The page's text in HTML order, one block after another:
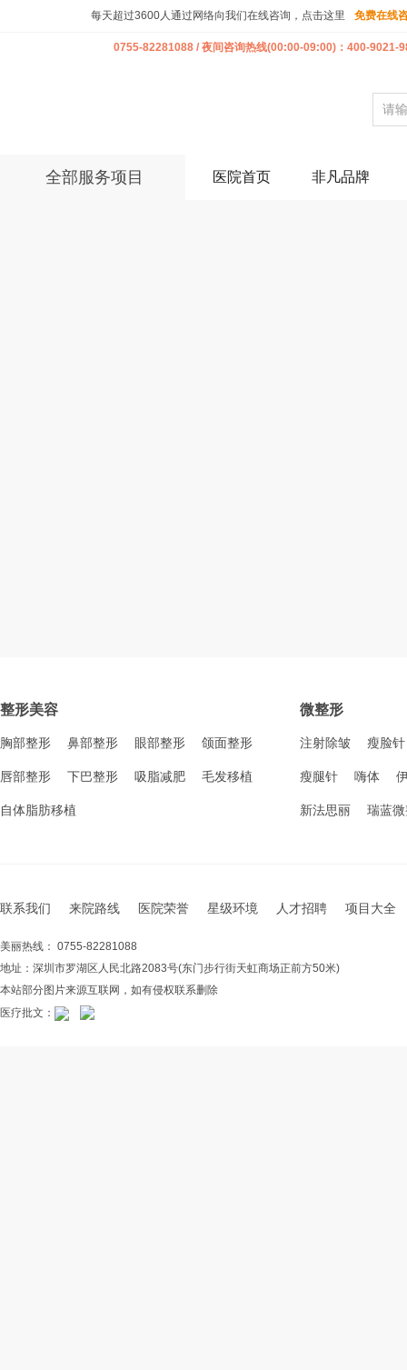
每天超过3600人通过网络向我们在线咨询，点击这里 免费在线
0755-82281088 / 夜间咨询热线(00:00-09:00)：400-9021-
全部服务项目 医院首页 非凡品牌
整形美容
胸部整形 鼻部整形 眼部整形 颌面整形
唇部整形 下巴整形 吸脂减肥 毛发移植
自体脂肪移植
微整形
注射除皱 瘦脸针
瘦腿针 嗨体
新法思丽 瑞蓝
联系我们 来院路线 医院荣誉 星级环境 人才招聘 项目大全
美丽热线： 0755-82281088
地址：深圳市罗湖区人民北路2083号(东门步行街天虹商场正前方50米)
本站部分图片来源互联网，如有侵权联系删除
医疗批文：